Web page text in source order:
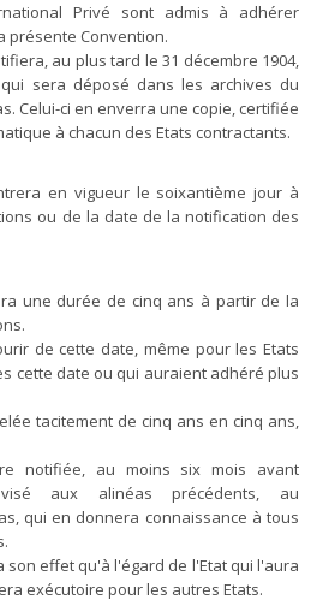
Privé sont admis à adhérer
présente Convention.
au plus tard le 31 décembre 1904,
sera déposé dans les archives du
Celui-ci en enverra une copie, certifiée
à chacun des Etats contractants.
en vigueur le soixantième jour à
ou de la date de la notification des
une durée de cinq ans à partir de la
de cette date, même pour les Etats
cette date ou qui auraient adhéré plus
tacitement de cinq ans en cinq ans,
notifiée, au moins six mois avant
aux alinéas précédents, au
qui en donnera connaissance à tous
effet qu'à l'égard de l'Etat qui l'aura
exécutoire pour les autres Etats.